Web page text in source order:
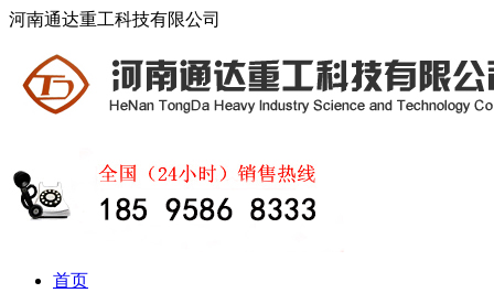
河南通达重工科技有限公司
首页